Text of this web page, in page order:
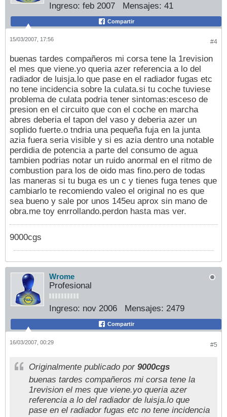
Ingreso: feb 2007 Mensajes: 41
Compartir
#4
15/03/2007, 17:56
buenas tardes compañeros mi corsa tene la 1revision
el mes que viene.yo queria azer referencia a lo del
radiador de luisja.lo que pase en el radiador fugas etc
no tene incidencia sobre la culata.si tu coche tuviese
problema de culata podria tener sintomas:esceso de
presion en el circuito que con el coche en marcha
abres deberia el tapon del vaso y deberia azer un
soplido fuerte.o tndria una pequeña fuja en la junta
azia fuera seria visible y si es azia dentro una notable
perdidia de potencia a parte del consumo de agua
tambien podrias notar un ruido anormal en el ritmo de
combustion para los de oido mas fino.pero de todas
las maneras si tu buga es un c y tienes fuga tenes que
cambiarlo te recomiendo valeo el original no es que
sea bueno y sale por unos 145eu aprox sin mano de
obra.me toy enrrollando.perdon hasta mas ver.
9000cgs
Wrome
Profesional
Ingreso: nov 2006 Mensajes: 2479
Compartir
#5
16/03/2007, 00:29
Originalmente publicado por 9000cgs
buenas tardes compañeros mi corsa tene la
1revision el mes que viene.yo queria azer
referencia a lo del radiador de luisja.lo que
pase en el radiador fugas etc no tene incidencia